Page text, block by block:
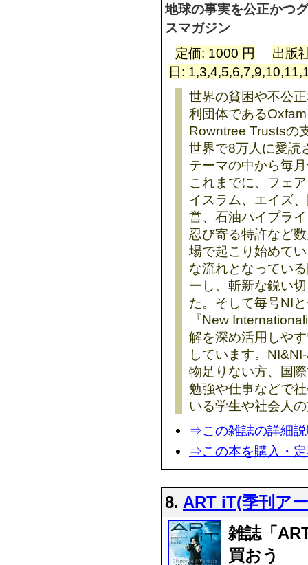
地球の事実を公正かつ
スマガジン
定価: 1000 円
出版
日:
世界の貧困や不公
利団体である
Rowntree Trustsの
世界で8万人に愛読
テーマの中から毎
これまでに、フェ
イスラム、エイズ
営、石油パイプラ
忍び寄る特許など
場で起こり始めて
な流れとなってい
ーし、斬新な鋭い
た。そして毎号NI
『New
解を深め活用しや
しています。
物足りない方、国
勉強や仕事などで
いる学生や社会人
⇒この雑誌の詳細
⇒この本を購入・
8. ART iT(季刊ア
雑誌「
買おう